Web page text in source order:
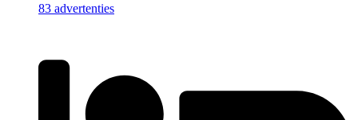
83 advertenties